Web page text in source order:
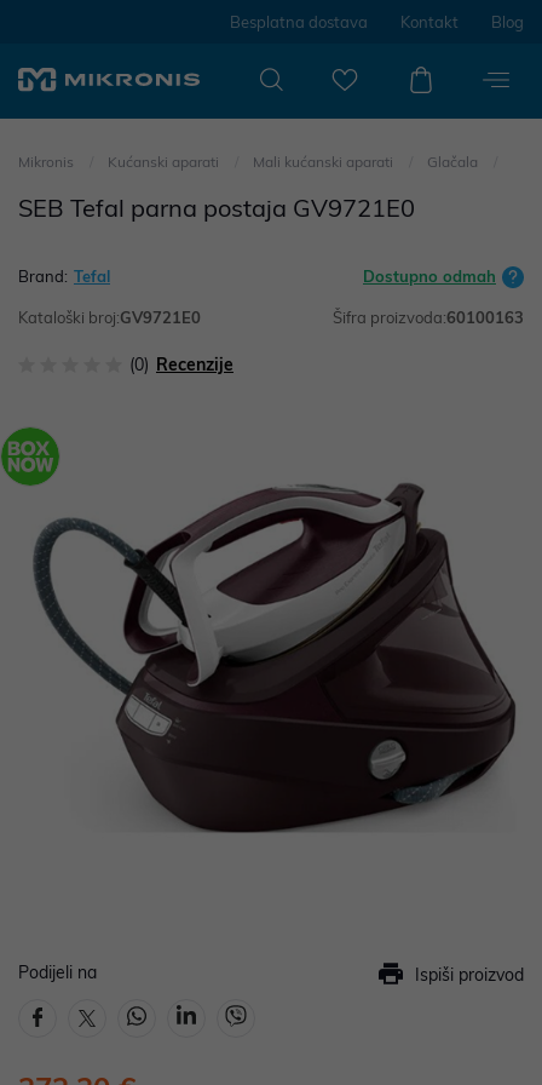
Besplatna dostava Kontakt Blog
Mikronis Kućanski aparati Mali kućanski aparati Glačala
SEB Tefal parna postaja GV9721E0
Brand: Tefal Dostupno odmah
Kataloški broj:GV9721E0 Šifra proizvoda:60100163
(0) Recenzije
Podijeli na Ispiši proizvod